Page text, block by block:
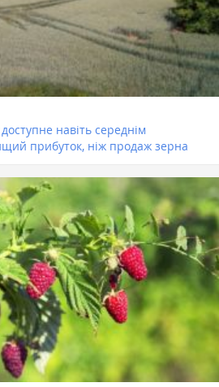
навіть середнім
прибуток, ніж продаж зерна